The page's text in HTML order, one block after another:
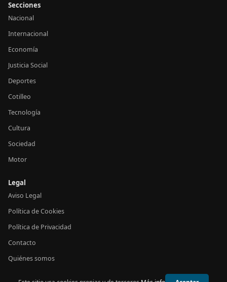
Secciones
Nacional
Internacional
Economía
Justicia Social
Deportes
Cotilleo
Tecnología
Cultura
Sociedad
Motor
Legal
Aviso Legal
Política de Cookies
Política de Privacidad
Contacto
Quiénes somos